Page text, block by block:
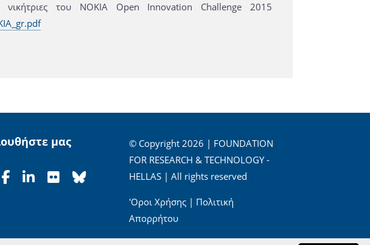
του NOKIA Open Innovation Challenge 2015
μας
© Copyright 2026 | FOUNDATION
FOR RESEARCH & TECHNOLOGY -
HELLAS | All rights reserved
'Οροι Χρήσης| Πολιτική
Απορρήτου